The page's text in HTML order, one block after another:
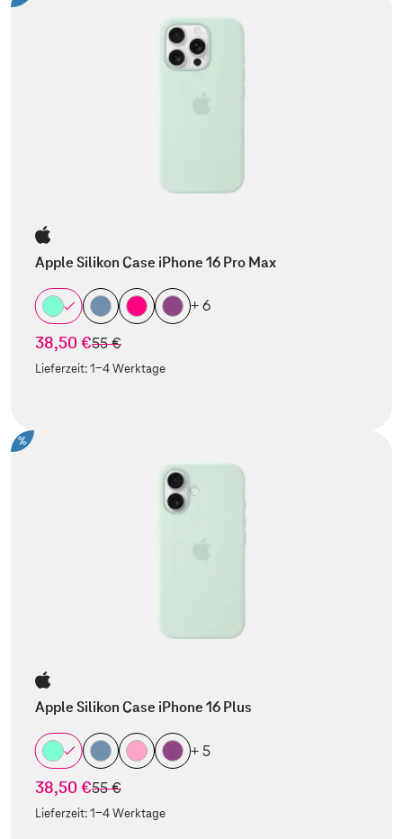
Apple Silikon Case iPhone 16 Pro Max
+ 6
38,50 €statt
55 €
Lieferzeit:1-4 Werktage
%
Apple Silikon Case iPhone 16 Plus
+ 5
38,50 €statt
55 €
Lieferzeit:1-4 Werktage